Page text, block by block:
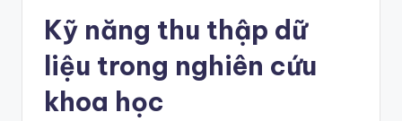
Kỹ năng thu thập dữ
liệu trong nghiên cứu
khoa học